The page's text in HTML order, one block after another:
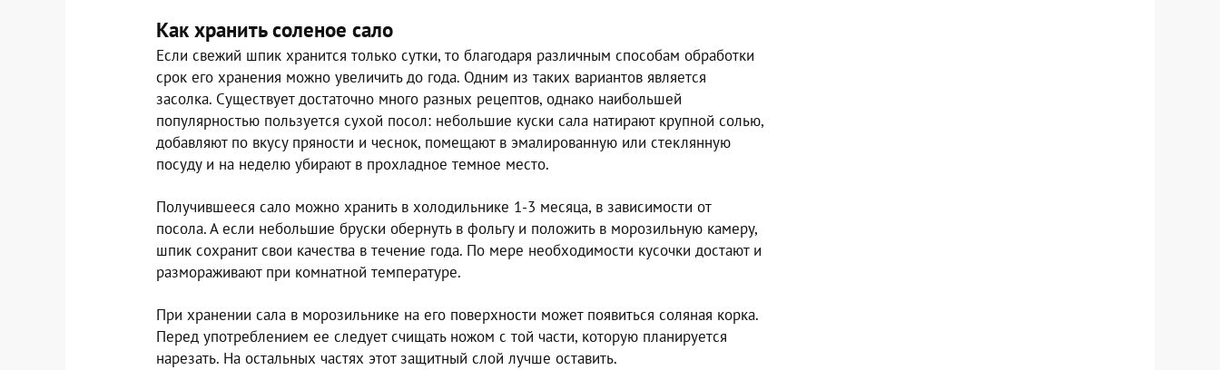
Как хранить соленое сало
Если свежий шпик хранится только сутки, то благодаря различным способам обработки
срок его хранения можно увеличить до года. Одним из таких вариантов является
засолка. Существует достаточно много разных рецептов, однако наибольшей
популярностью пользуется сухой посол: небольшие куски сала натирают крупной солью,
добавляют по вкусу пряности и чеснок, помещают в эмалированную или стеклянную
посуду и на неделю убирают в прохладное темное место.
Получившееся сало можно хранить в холодильнике 1-3 месяца, в зависимости от
посола. А если небольшие бруски обернуть в фольгу и положить в морозильную камеру,
шпик сохранит свои качества в течение года. По мере необходимости кусочки достают и
размораживают при комнатной температуре.
При хранении сала в морозильнике на его поверхности может появиться соляная корка.
Перед употреблением ее следует счищать ножом с той части, которую планируется
нарезать. На остальных частях этот защитный слой лучше оставить.